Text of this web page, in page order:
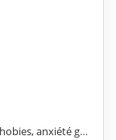
Troubles anxieux ( Attaque de panique, phobies, anxiété généralisé, tics..)